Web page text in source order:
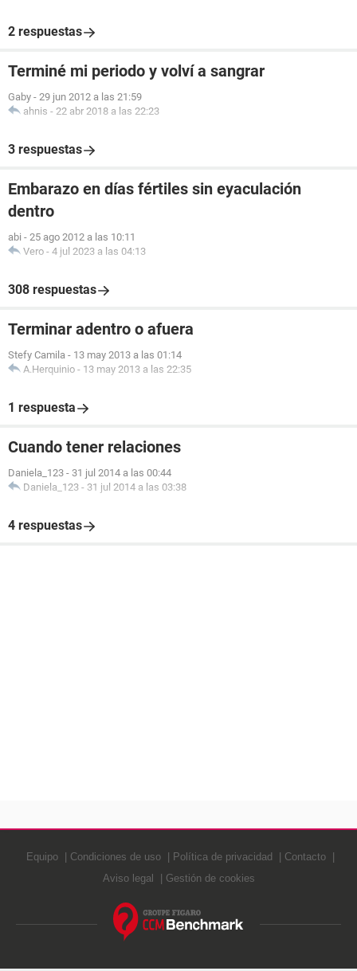
2 respuestas
Terminé mi periodo y volví a sangrar
Gaby - 29 jun 2012 a las 21:59
ahnis - 22 abr 2018 a las 22:23
3 respuestas
Embarazo en días fértiles sin eyaculación
dentro
abi - 25 ago 2012 a las 10:11
Vero - 4 jul 2023 a las 04:13
308 respuestas
Terminar adentro o afuera
Stefy Camila - 13 may 2013 a las 01:14
A.Herquinio - 13 may 2013 a las 22:35
1 respuesta
Cuando tener relaciones
Daniela_123 - 31 jul 2014 a las 00:44
Daniela_123 - 31 jul 2014 a las 03:38
4 respuestas
Equipo Condiciones de uso Política de privacidad
Contacto
Aviso legal
Gestión de cookies